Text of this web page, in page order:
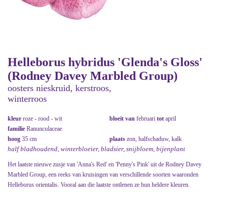
Helleborus hybridus 'Glenda's Gloss'
(Rodney Davey Marbled Group)
oosters nieskruid, kerstroos,
winterroos
kleur roze - rood - wit bloeit van februari tot april
familie Ranunculaceae
hoog 35 cm plaats zon, halfschaduw, kalk
half bladhoudend, winterbloeier, bladsier, snijbloem, bijenplant
Het laatste nieuwe zusje van 'Anna's Red' en 'Penny's Pink' uit de Rodney Davey
Marbled Group, een reeks van kruisingen van verschillende soorten waaronden
Helleborus orientalis. Vooral aan die laatste ontlenen ze hun heldere kleuren.